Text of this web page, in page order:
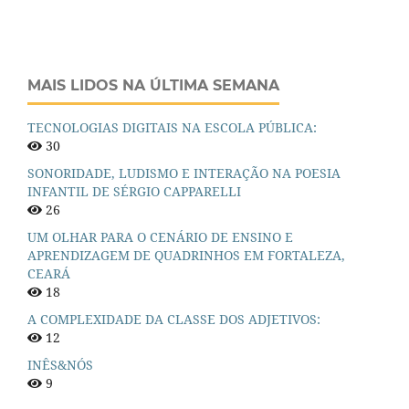
MAIS LIDOS NA ÚLTIMA SEMANA
TECNOLOGIAS DIGITAIS NA ESCOLA PÚBLICA:
30
SONORIDADE, LUDISMO E INTERAÇÃO NA POESIA
INFANTIL DE SÉRGIO CAPPARELLI
26
UM OLHAR PARA O CENÁRIO DE ENSINO E
APRENDIZAGEM DE QUADRINHOS EM FORTALEZA,
CEARÁ
18
A COMPLEXIDADE DA CLASSE DOS ADJETIVOS:
12
INÊS&NÓS
9